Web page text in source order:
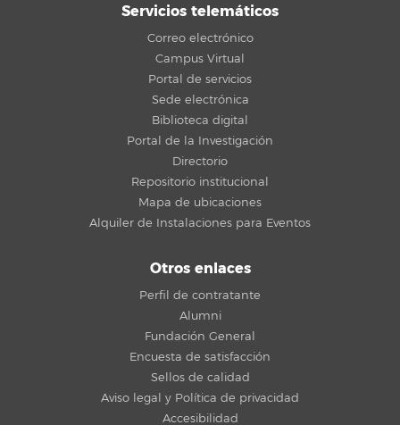
Servicios telemáticos
Correo electrónico
Campus Virtual
Portal de servicios
Sede electrónica
Biblioteca digital
Portal de la Investigación
Directorio
Repositorio institucional
Mapa de ubicaciones
Alquiler de Instalaciones para Eventos
Otros enlaces
Perfil de contratante
Alumni
Fundación General
Encuesta de satisfacción
Sellos de calidad
Aviso legal y Política de privacidad
Accesibilidad